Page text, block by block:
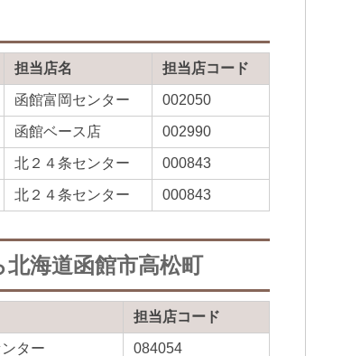
担当店名 担当店コード
函館富岡センター 002050
函館ベース店 002990
北２４条センター 000843
北２４条センター 000843
北海道函館市高松町
担当店コード
ター 084054